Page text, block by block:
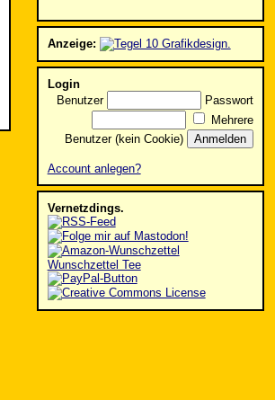
Anzeige:
Login
Benutzer
Passwort
Mehrere
Benutzer (kein Cookie)
Account anlegen?
Vernetzdings.
Wunschzettel Tee